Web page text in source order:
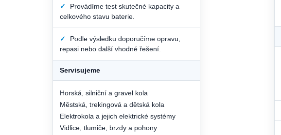
✓
Provádíme test skutečné kapacity a
celkového stavu baterie.
✓
Podle výsledku doporučíme opravu,
repasi nebo další vhodné řešení.
Servisujeme
Horská, silniční a gravel kola
Městská, trekingová a dětská kola
Elektrokola a jejich elektrické systémy
Vidlice, tlumiče, brzdy a pohony